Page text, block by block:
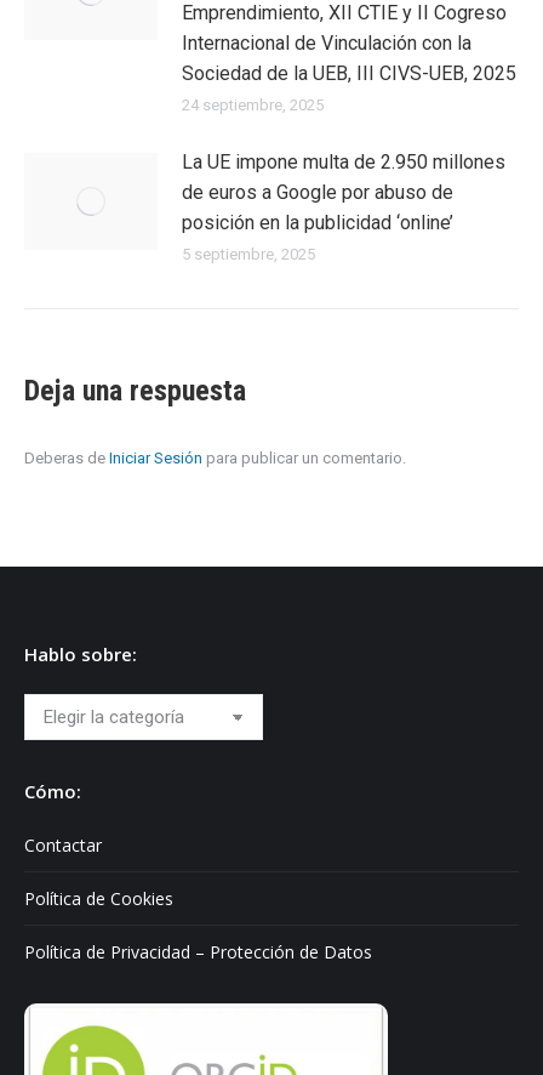
Emprendimiento, XII CTIE y II Cogreso
Internacional de Vinculación con la
Sociedad de la UEB, III CIVS-UEB, 2025
24 septiembre, 2025
La UE impone multa de 2.950 millones
de euros a Google por abuso de
posición en la publicidad ‘online’
5 septiembre, 2025
Deja una respuesta
Deberas de Iniciar Sesión para publicar un comentario.
Hablo sobre:
Hablo
sobre:
Cómo:
Contactar
Política de Cookies
Política de Privacidad – Protección de Datos